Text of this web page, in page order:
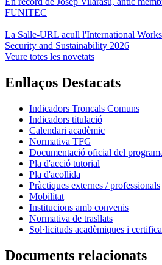
FUNITEC
La Salle-URL acull l'International
Security and Sustainability 2026
Veure totes les novetats
Enllaços Destacats
Indicadors Troncals Comuns
Indicadors titulació
Calendari acadèmic
Normativa TFG
Documentació oficial del
Pla d'acció tutorial
Pla d'acollida
Pràctiques externes / professionals
Mobilitat
Institucions amb convenis
Normativa de trasllats
Sol·licituds acadèmiques i
Documents relacionats